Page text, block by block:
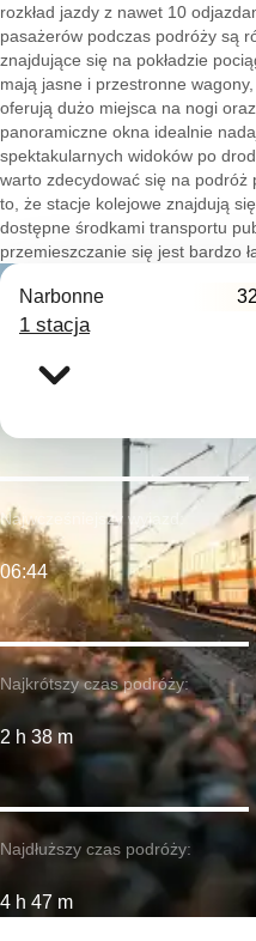
rozkład jazdy z nawet 10
pasażerów podczas podróży są
znajdujące się na pokładzie
mają jasne i przestronne
oferują dużo miejsca na nogi
panoramiczne okna idealnie
spektakularnych widoków po
warto zdecydować się na
to, że stacje kolejowe znajdują
dostępne środkami transportu
przemieszczanie się jest bardzo
Narbonne
1 stacja
Najkrótszy czas podróży:
2 h 38 m
Najwcześniejszy wyjazd:
06:44
Najdłuższy czas podróży:
4 h 47 m